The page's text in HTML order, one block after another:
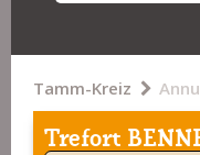
Tamm-Kreiz
Trefort